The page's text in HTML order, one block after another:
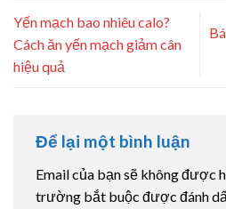
Yến mạch bao nhiêu calo?
Cách ăn yến mạch giảm cân
hiệu quả
Để lại một bình luận
Email của bạn sẽ không được
trường bắt buộc được đánh